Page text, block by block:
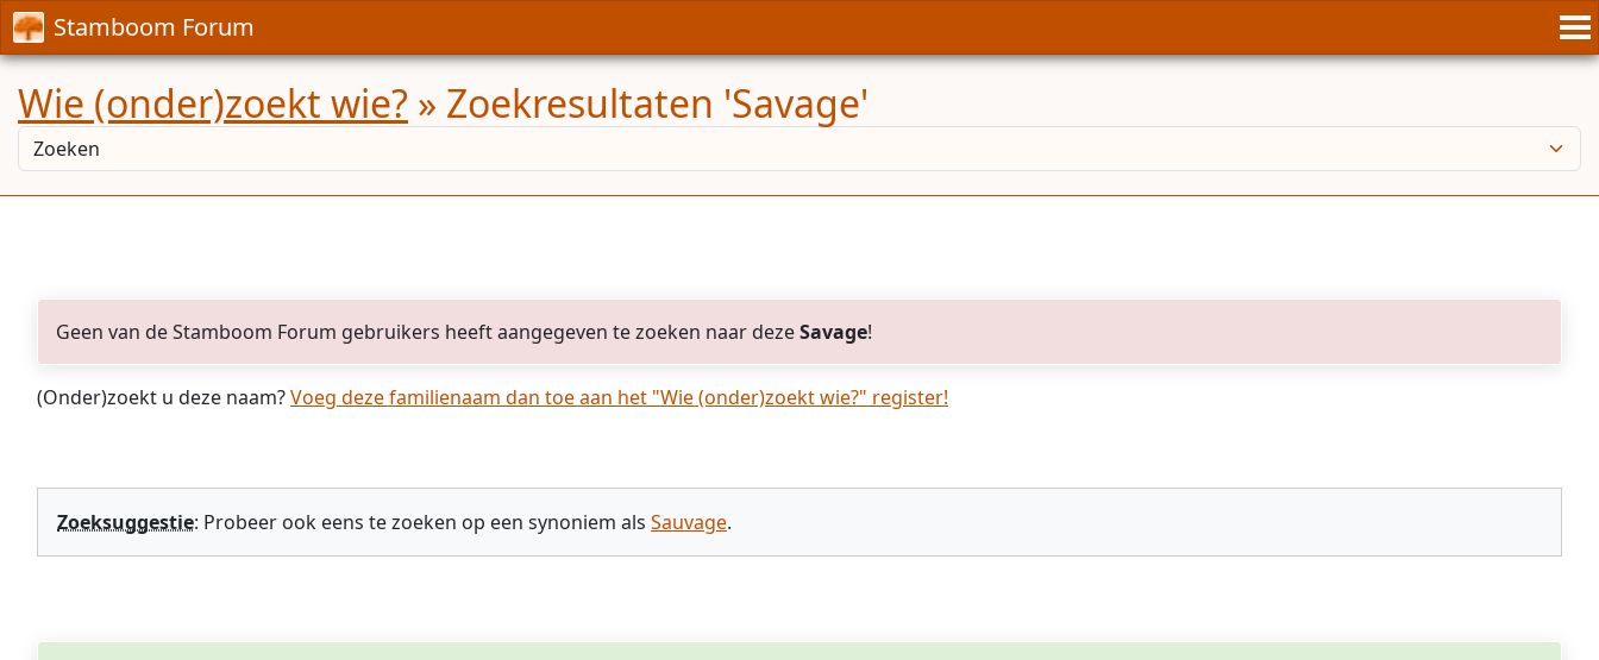
Stamboom Forum
Wie (onder)zoekt wie? » Zoekresultaten 'Savage'
Geen van de Stamboom Forum gebruikers heeft aangegeven te zoeken naar dezeSavage!
(Onder)zoekt u deze naam?Voeg deze familienaam dan toe aan het "Wie (onder)zoekt wie?" register!
Zoeksuggestie: Probeer ook eens te zoeken op een synoniem als Sauvage.